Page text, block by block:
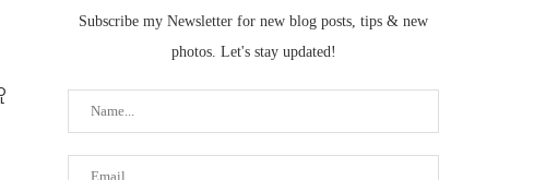
Subscribe my Newsletter for new blog posts, tips & new
photos. Let's stay updated!